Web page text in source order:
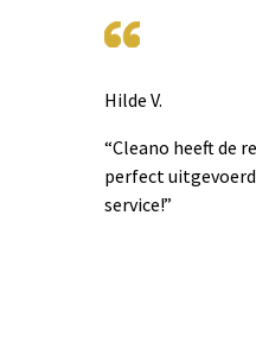
Hilde V.
“Cleano heeft de
perfect
service!”